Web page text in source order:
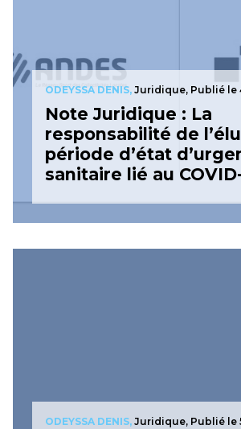
ODEYSSA DENIS, Juridique, Publié le
Note Juridique : La
responsabilité de
période d’état
sanitaire lié au
ODEYSSA DENIS, Juridique, Publié le